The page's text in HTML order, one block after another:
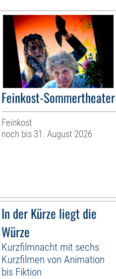
Feinkost-Sommertheater
Feinkost
noch bis 31. August 2026
In der Kürze liegt die
Würze
Kurzfilmnacht mit sechs
Kurzfilmen von Animation
bis Fiktion